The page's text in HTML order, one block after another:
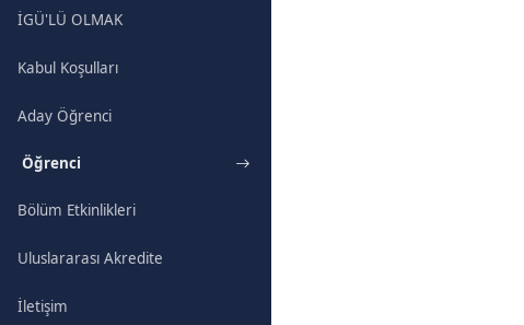
İGÜ'LÜ OLMAK
Kabul Koşulları
Aday Öğrenci
Öğrenci
Bölüm Etkinlikleri
Uluslararası Akredite
İletişim